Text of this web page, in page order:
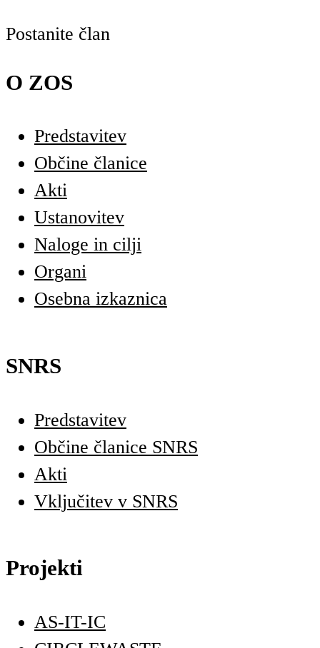
Postanite član
O ZOS
Predstavitev
Občine članice
Akti
Ustanovitev
Naloge in cilji
Organi
Osebna izkaznica
SNRS
Predstavitev
Občine članice SNRS
Akti
Vključitev v SNRS
Projekti
AS-IT-IC